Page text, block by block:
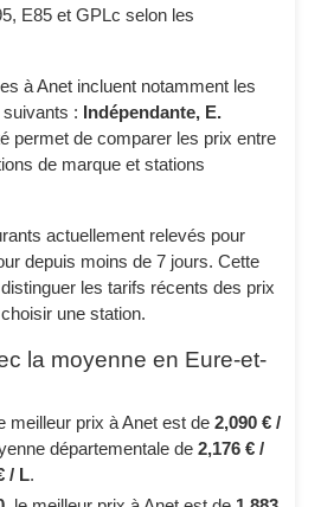
E85 et GPLc selon les
à Anet incluent notamment les
: Indépendante, E.
permet de comparer les prix entre
de marque et stations
actuellement relevés pour
depuis moins de 7 jours. Cette
les tarifs récents des prix
une station.
la moyenne en Eure-et-
meilleur prix à Anet est de2,090 € /
départementale de2,176 € /
/ L.